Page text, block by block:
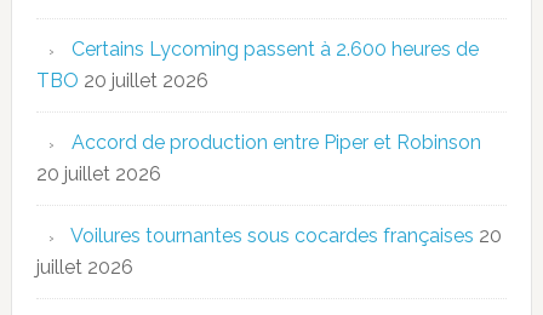
Certains Lycoming passent à 2.600 heures de
TBO 20 juillet 2026
Accord de production entre Piper et Robinson
20 juillet 2026
Voilures tournantes sous cocardes françaises 20
juillet 2026